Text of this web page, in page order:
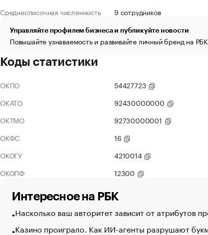
Среднесписочная численность
9 сотрудников
Управляйте профилем бизнеса и публикуйте новости
Повышайте узнаваемость и развивайте личный бренд на РБК
Коды статистики
ОКПО
54427723
ОКАТО
92430000000
ОКТМО
92730000001
ОКФС
16
ОКОГУ
4210014
ОКОПФ
12300
Интересное на РБК
Насколько ваш авторитет зависит от атрибутов
Казино проиграло. Как ИИ-агенты разрушают